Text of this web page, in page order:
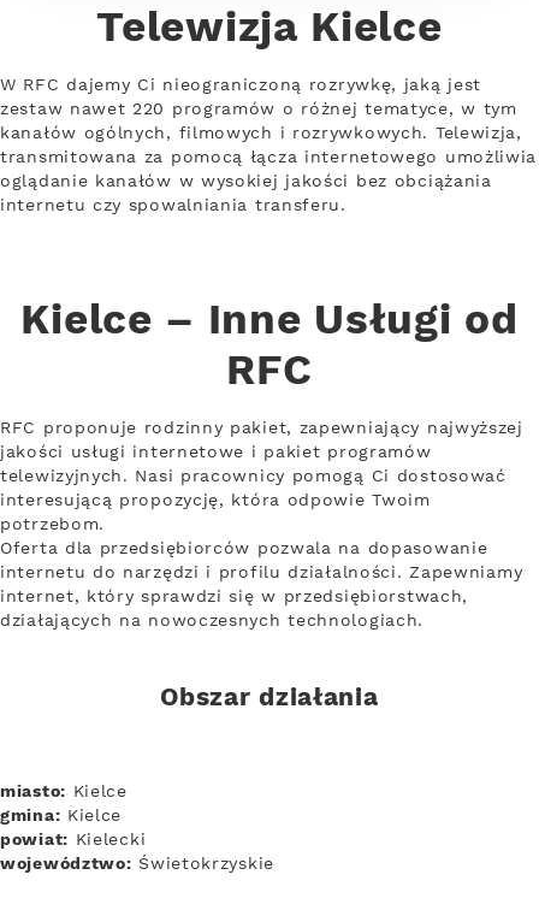
Telewizja Kielce
W RFC dajemy Ci nieograniczoną rozrywkę, jaką jest
zestaw nawet 220 programów o różnej tematyce, w tym
kanałów ogólnych, filmowych i rozrywkowych. Telewizja,
transmitowana za pomocą łącza internetowego umożliwia
oglądanie kanałów w wysokiej jakości bez obciążania
internetu czy spowalniania transferu.
Kielce – Inne Usługi od
RFC
RFC proponuje rodzinny pakiet, zapewniający najwyższej
jakości usługi internetowe i pakiet programów
telewizyjnych. Nasi pracownicy pomogą Ci dostosować
interesującą propozycję, która odpowie Twoim
potrzebom.
Oferta dla przedsiębiorców pozwala na dopasowanie
internetu do narzędzi i profilu działalności. Zapewniamy
internet, który sprawdzi się w przedsiębiorstwach,
działających na nowoczesnych technologiach.
Obszar działania
miasto: Kielce
gmina: Kielce
powiat: Kielecki
województwo: Świetokrzyskie